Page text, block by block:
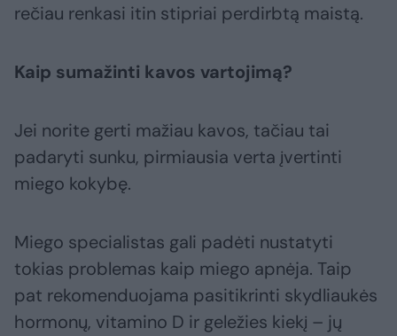
rečiau renkasi itin stipriai perdirbtą maistą.
Kaip sumažinti kavos vartojimą?
Jei norite gerti mažiau kavos, tačiau tai
padaryti sunku, pirmiausia verta įvertinti
miego kokybę.
Miego specialistas gali padėti nustatyti
tokias problemas kaip miego apnėja. Taip
pat rekomenduojama pasitikrinti skydliaukės
hormonų, vitamino D ir geležies kiekį – jų